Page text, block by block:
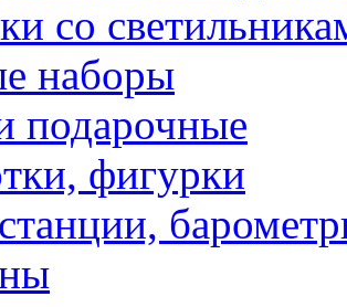
со
наборы
подарочные
фигурки